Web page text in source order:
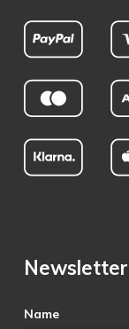
Newsletter
Name